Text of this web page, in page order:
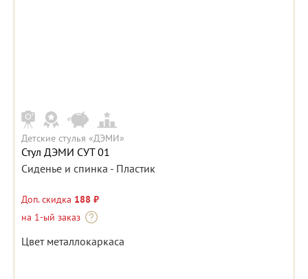
Детские стулья «ДЭМИ»
Стул ДЭМИ СУТ 01
Сиденье и спинка - Пластик
Доп. скидка 188 ₽
на 1-ый заказ
Цвет металлокаркаса